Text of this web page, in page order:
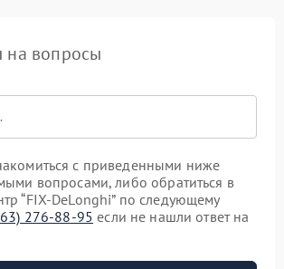
на вопросы
с приведенными ниже
вопросами, либо обратиться в
“FIX-DeLonghi” по следующему
276-88-95 если не нашли ответ на